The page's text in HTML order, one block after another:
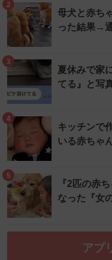
2
母犬と赤ち
った結果→
3
夏休みで家
てる』と写
4
キッチンで
いる赤ちゃ
5
『2匹の赤
なった『女
アプ